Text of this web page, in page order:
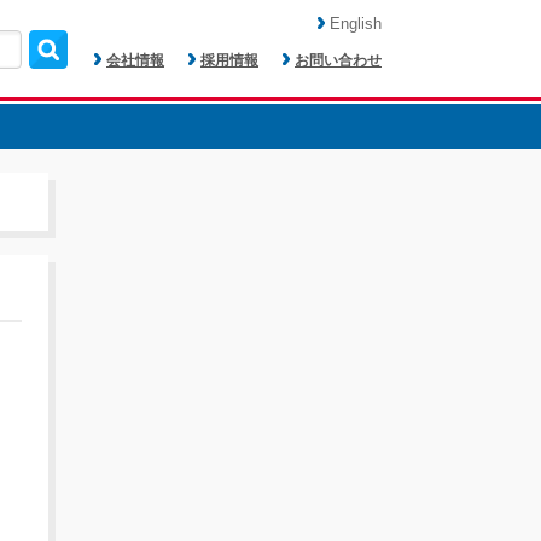
会社情報 採用情報 お問い合わせ
English